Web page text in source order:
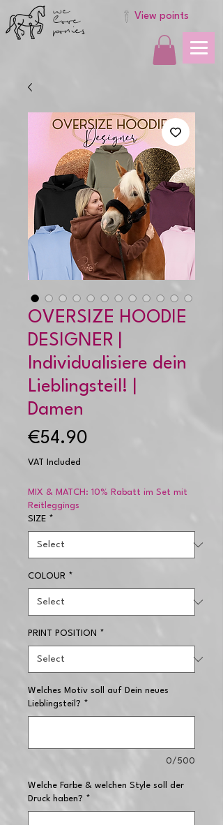
View points
we
love
ponies
OVERSIZE HOODIE
DESIGNER |
Individualisiere dein
Lieblingsteil! |
Damen
€54.90
VAT Included
MIX & MATCH: 10% Rabatt im Set mit
Reitleggings
SIZE *
COLOUR *
PRINT POSITION *
Welches Motiv soll auf Dein neues
Lieblingsteil? *
0/500
Welche Farbe & welchen Style soll der
Druck haben? *